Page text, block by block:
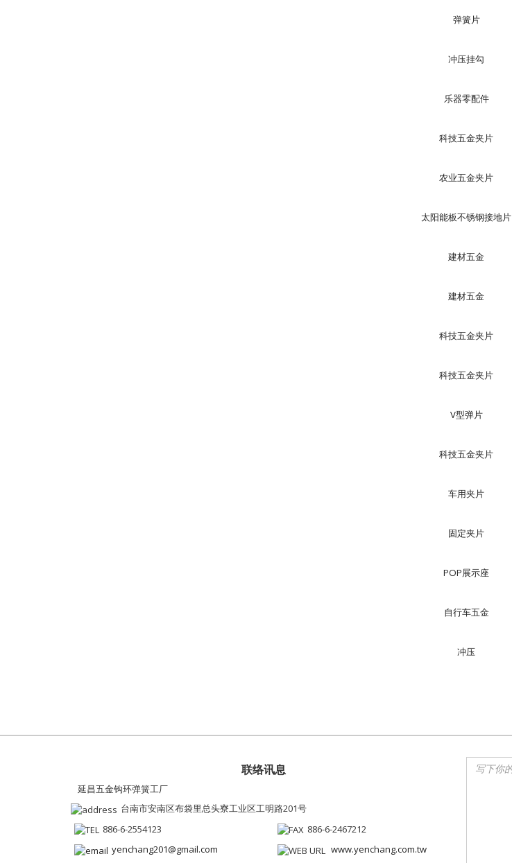
弹簧片
冲压挂勾
乐器零配件
科技五金夹片
农业五金夹片
太阳能板不锈钢接地片
建材五金
建材五金
科技五金夹片
科技五金夹片
V型弹片
科技五金夹片
车用夹片
固定夹片
POP展示座
自行车五金
冲压
联络讯息
延昌五金钩环弹簧工厂
台南市安南区布袋里总头寮工业区工明路201号
886-6-2554123
886-6-2467212
yenchang201@gmail.com
www.yenchang.com.tw